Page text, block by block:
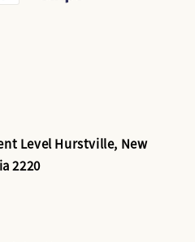
Level Hurstville, New
2220